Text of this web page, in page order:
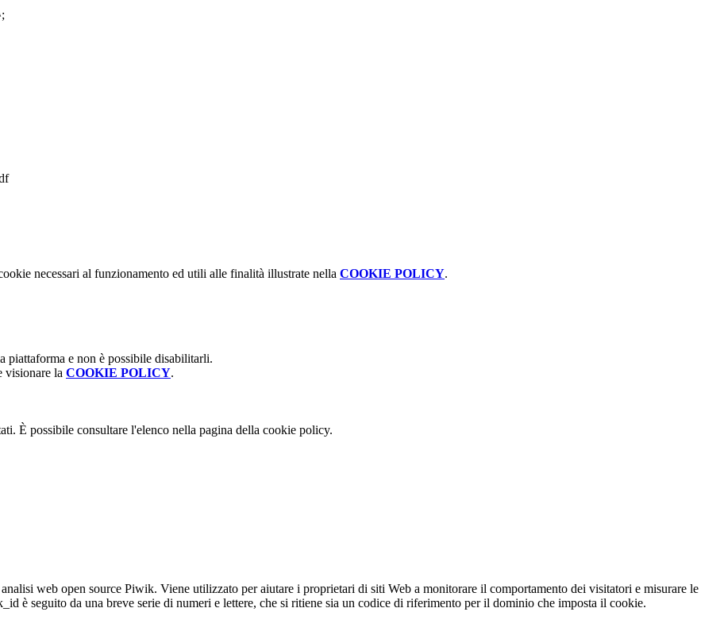
necessari al funzionamento ed utili alle finalità illustrate nella COOKIE POLICY.
piattaforma e non è possibile disabilitarli.
visionare la COOKIE POLICY.
È possibile consultare l'elenco nella pagina della cookie policy.
web open source Piwik. Viene utilizzato per aiutare i proprietari di siti Web a monitorare il comportamento dei visitatori e misurare le
è seguito da una breve serie di numeri e lettere, che si ritiene sia un codice di riferimento per il dominio che imposta il cookie.